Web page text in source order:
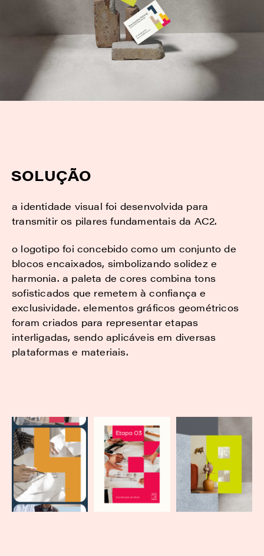
SOLUÇÃO
a identidade visual foi desenvolvida para
transmitir os pilares fundamentais da AC2.
o logotipo foi concebido como um conjunto de
blocos encaixados, simbolizando solidez e
harmonia. a paleta de cores combina tons
sofisticados que remetem à confiança e
exclusividade. elementos gráficos geométricos
foram criados para representar etapas
interligadas, sendo aplicáveis em diversas
plataformas e materiais.